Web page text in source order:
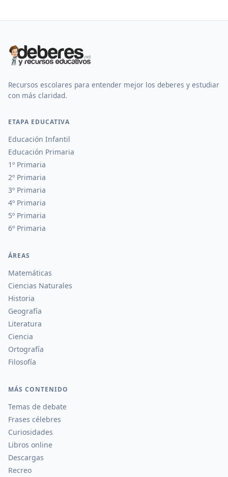
Recursos escolares para entender mejor los deberes y estudiar
con más claridad.
ETAPA EDUCATIVA
Educación Infantil
Educación Primaria
1º Primaria
2º Primaria
3º Primaria
4º Primaria
5º Primaria
6º Primaria
ÁREAS
Matemáticas
Ciencias Naturales
Historia
Geografía
Literatura
Ciencia
Ortografía
Filosofía
MÁS CONTENIDO
Temas de debate
Frases célebres
Curiosidades
Libros online
Descargas
Recreo